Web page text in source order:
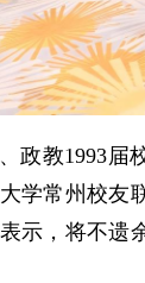
政教1993届
学常州校友
示，将不遗